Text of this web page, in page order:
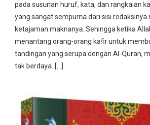
pada susunan huruf, kata, dan rangkaian
yang sangat sempurna dari sisi redaksinya
ketajaman maknanya. Sehingga ketika
menantang orang-orang kafir untuk
tandingan yang serupa dengan Al-Quran,
tak berdaya. […]